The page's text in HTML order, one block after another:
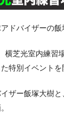
ドバイザーの飯
横芝光室内練習
特別イベントを
ザー飯塚大樹